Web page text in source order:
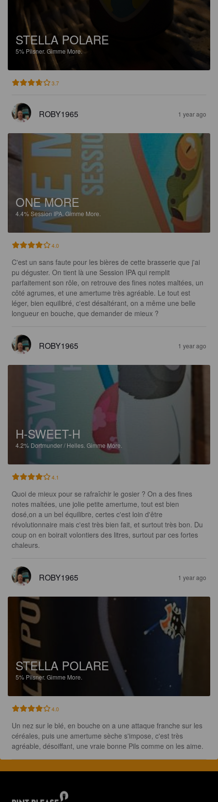
STELLA POLARE
5% Pilsner. Gimme More.
3.7
ROBY1965 1 year ago
ONE MORE
4.4%Session IPA. Gimme More.
4.0
C'est un sans faute pour les bières de cette brasserie que j'ai
pu déguster. On tient là une Session IPA qui remplit
parfaitement son rôle, on retrouve des fines notes maltées, un
côté agrumes, et une amertume très agréable. Le tout est
léger, bien equilibré, c'est désaltérant, on a même une belle
longueur en bouche, que demander de mieux ?
ROBY1965 1 year ago
H-SWEET-H
4.2% Dortmunder / Helles. Gimme More.
4.1
Quoi de mieux pour se rafraîchir le gosier ? On a des fines
notes maltées, une jolie petite amertume, tout est bien
dosé,on a un bel équilibre, certes c'est loin d'être
révolutionnaire mais c'est très bien fait, et surtout très bon. Du
coup on en boirait volontiers des litres, surtout par ces fortes
chaleurs.
ROBY1965 1 year ago
STELLA POLARE
5% Pilsner. Gimme More.
4.0
Un nez sur le blé, en bouche on a une attaque franche sur les
céréales, puis une amertume sèche s'impose, c'est très
agréable, désoiffant, une vraie bonne Pils comme on les aime.